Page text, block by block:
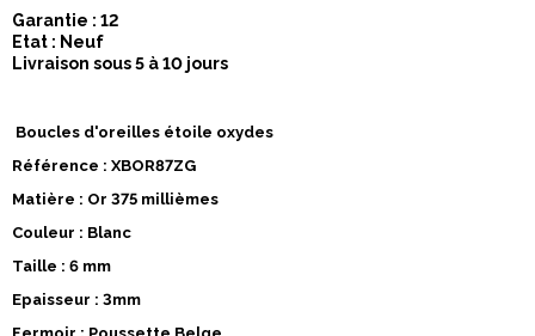
Garantie : 12
Etat : Neuf
Livraison sous 5 à 10 jours
Boucles d'oreilles étoile oxydes
Référence : XBOR87ZG
Matière : Or 375 millièmes
Couleur : Blanc
Taille : 6 mm
Epaisseur : 3mm